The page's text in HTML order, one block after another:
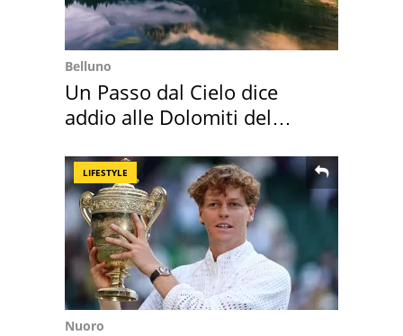
Belluno
Un Passo dal Cielo dice
addio alle Dolomiti del
LIFESTYLE
Nuoro